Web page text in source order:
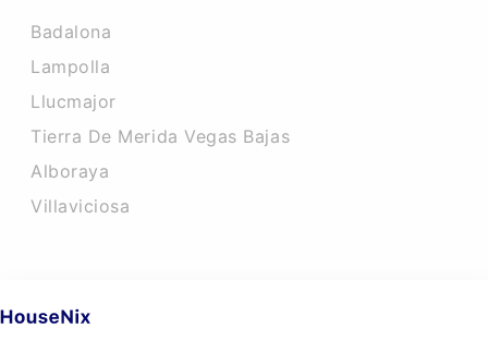
Badalona
Lampolla
Llucmajor
Tierra De Merida Vegas Bajas
Alboraya
Villaviciosa